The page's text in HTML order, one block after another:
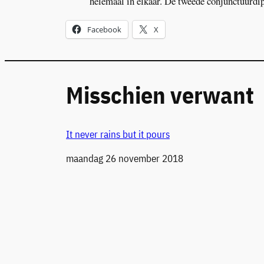
Facebook X
Misschien verwant
It never rains but it pours
Datum
maandag 26 november 2018